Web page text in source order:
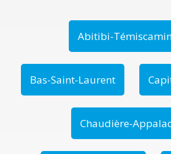
Abitibi-
Bas-Saint-Laurent
Chaudière-